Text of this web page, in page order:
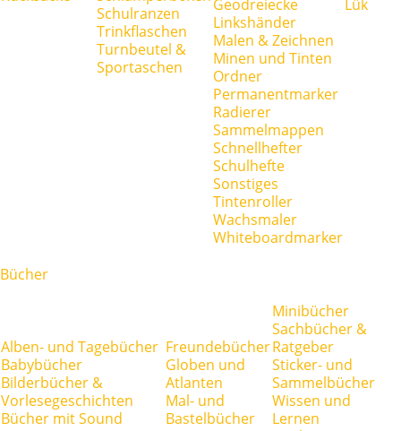
Schulranzen
Trinkflaschen
Turnbeutel &
Sportaschen
Geodreiecke
Linkshänder
Malen & Zeichnen
Minen und Tinten
Ordner
Permanentmarker
Radierer
Sammelmappen
Schnellhefter
Schulhefte
Sonstiges
Tintenroller
Wachsmaler
Whiteboardmarker
Lük
Bücher
Alben- und Tagebücher
Babybücher
Bilderbücher &
Vorlesegeschichten
Bücher mit Sound
Freundebücher
Globen und
Atlanten
Mal- und
Bastelbücher
Minibücher
Sachbücher &
Ratgeber
Sticker- und
Sammelbücher
Wissen und
Lernen